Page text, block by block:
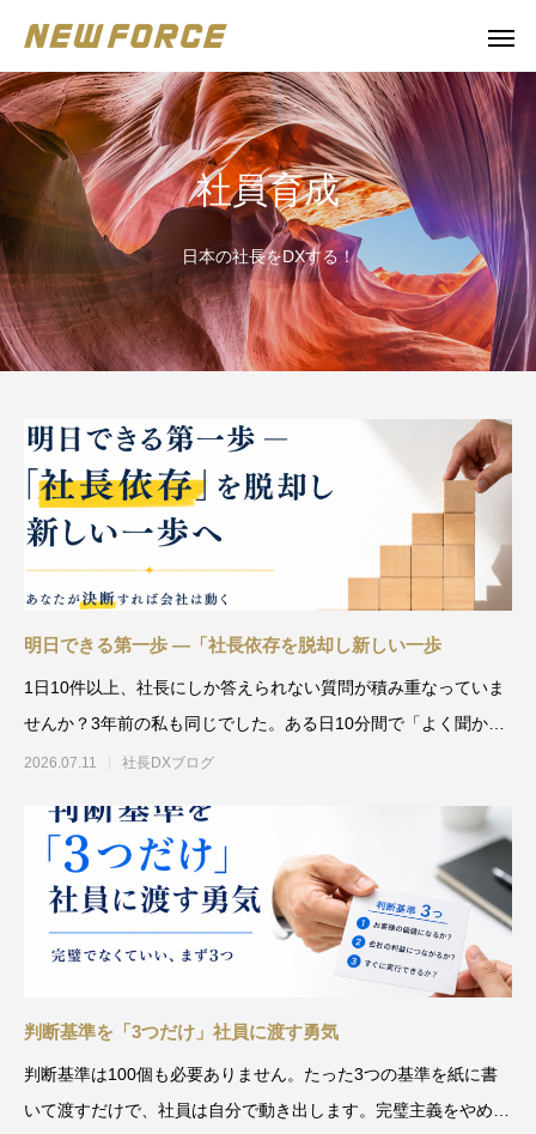
WEBコンテンツ
WEBマーケティング戦略立案
Claude
社員育成
日本の社長をDXする！
明日できる第一歩 ―「社長依存を脱却し新しい一歩
1日10件以上、社長にしか答えられない質問が積み重なっていま
せんか？3年前の私も同じでした。ある日10分間で「よく聞かれ
る質問」を書き出した
2026.07.11 社長DXブログ
判断基準を「3つだけ」社員に渡す勇気
判断基準は100個も必要ありません。たった3つの基準を紙に書
いて渡すだけで、社員は自分で動き出します。完璧主義をやめ、